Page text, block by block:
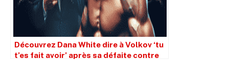
Découvrez Dana White dire à Volkov ‘tu
t’es fait avoir’ après sa défaite contre